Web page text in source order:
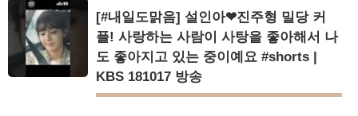
[#내일도맑음] 설인아❤진주형 밀당 커
플! 사랑하는 사람이 사탕을 좋아해서 나
도 좋아지고 있는 중이예요 #shorts |
KBS 181017 방송